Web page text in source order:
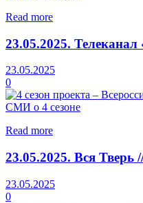
Read more
23.05.2025. Телеканал
23.05.2025
0
СМИ о 4 сезоне
Read more
23.05.2025. Вся Тверь
23.05.2025
0